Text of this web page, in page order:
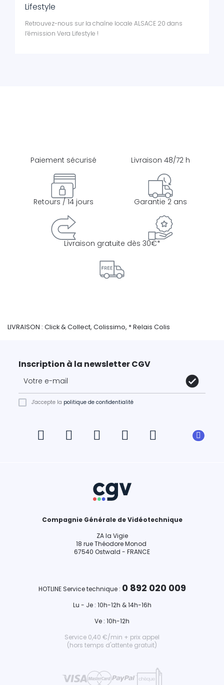
Lifestyle
Retrouvez-nous sur la chaîne locale ALSACE 20 dans
l’émission Vera Lifestyle !
Paiement sécurisé Livraison 48/72 h
Retours / 14 jours Garantie 2 ans
Livraison gratuite dès 30€*
LIVRAISON : Click & Collect, Colissimo, * Relais Colis
Inscription à la newsletter CGV
J'accepte la politique de confidentialité
Compagnie Générale de Vidéotechnique
ZA la Vigie
18 rue Théodore Monod
67540 Ostwald - FRANCE
HOTLINE Service technique : 0 892 020 009
Lu - Je : 10h-12h & 14h-16h
Ve : 10h-12h
Service 0,40 €/min + prix appel
(hors temps d'attente gratuit)